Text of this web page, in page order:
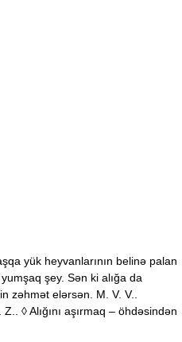
yük heyvanlarının belinə palan
şey. Sən ki alığa da
zəhmət elərsən. M. V. V..
◊ Alığını aşırmaq – öhdəsindən